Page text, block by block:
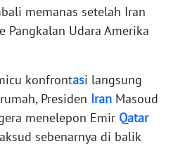
memanas setelah Iran
Pangkalan Udara Amerika
konfrontasi langsung
Presiden Iran Masoud
menelepon Emir Qatar
sebenarnya di balik